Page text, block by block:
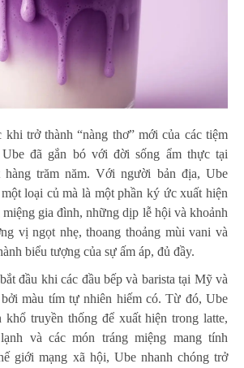
trở thành “nàng thơ” mới của các tiệm
đã gắn bó với đời sống ẩm thực tại
trăm năm. Với người bản địa, Ube
loại củ mà là một phần ký ức xuất hiện
gia đình, những dịp lễ hội và khoảnh
vị ngọt nhẹ, thoang thoảng mùi vani và
biểu tượng của sự ấm áp, đủ đầy.
đầu khi các đầu bếp và barista tại Mỹ và
màu tím tự nhiên hiếm có. Từ đó, Ube
truyền thống để xuất hiện trong latte,
và các món tráng miệng mang tính
giới mạng xã hội, Ube nhanh chóng trở